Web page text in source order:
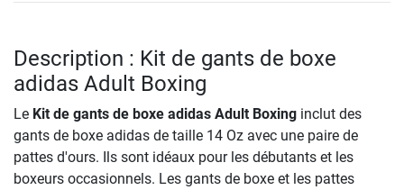
Description : Kit de gants de boxe
adidas Adult Boxing
Le Kit de gants de boxe adidas Adult Boxing inclut des
gants de boxe adidas de taille 14 Oz avec une paire de
pattes d'ours. Ils sont idéaux pour les débutants et les
boxeurs occasionnels. Les gants de boxe et les pattes